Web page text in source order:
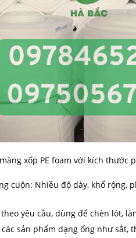
xốp PE foam với kích thước
cuộn: Nhiều độ dày, khổ rộng,
theo yêu cầu, dùng để chèn lót,
các sản phẩm dạng ống như sắt,